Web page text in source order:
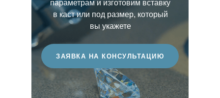
этот показатель, тем более ценным
считается бриллиант.
ЗАЯВКА НА КОНСУЛЬТАЦИЮ
параметрам и изготовим вставку
в каст или под размер, который
вы укажете